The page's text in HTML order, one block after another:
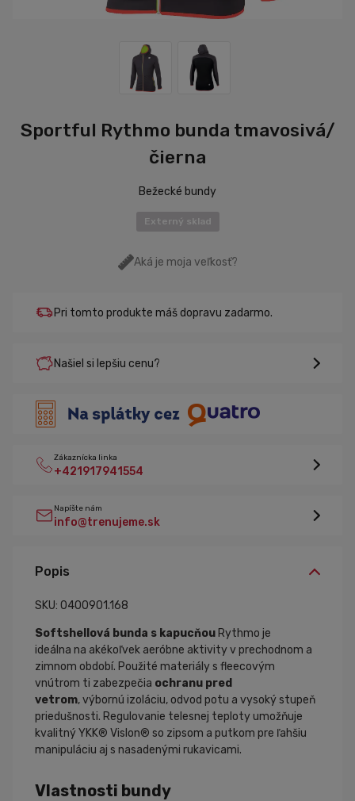
Sportful Rythmo bunda tmavosivá/
čierna
Bežecké bundy
Externý sklad
Aká je moja veľkosť?
Pri tomto produkte máš dopravu zadarmo.
Našiel si lepšiu cenu?
Zákaznícka linka
+421917941554
Napíšte nám
info@trenujeme.sk
Popis
SKU: 0400901.168
Softshellová bunda s kapucňou Rythmo je
ideálna na akékoľvek aeróbne aktivity v prechodnom a
zimnom období. Použité materiály s fleecovým
vnútrom ti zabezpečia ochranu pred
vetrom, výbornú izoláciu, odvod potu a vysoký stupeň
priedušnosti. Regulovanie telesnej teploty umožňuje
kvalitný YKK® Vislon® so zipsom a putkom pre ľahšiu
manipuláciu aj s nasadenými rukavicami.
Vlastnosti bundy